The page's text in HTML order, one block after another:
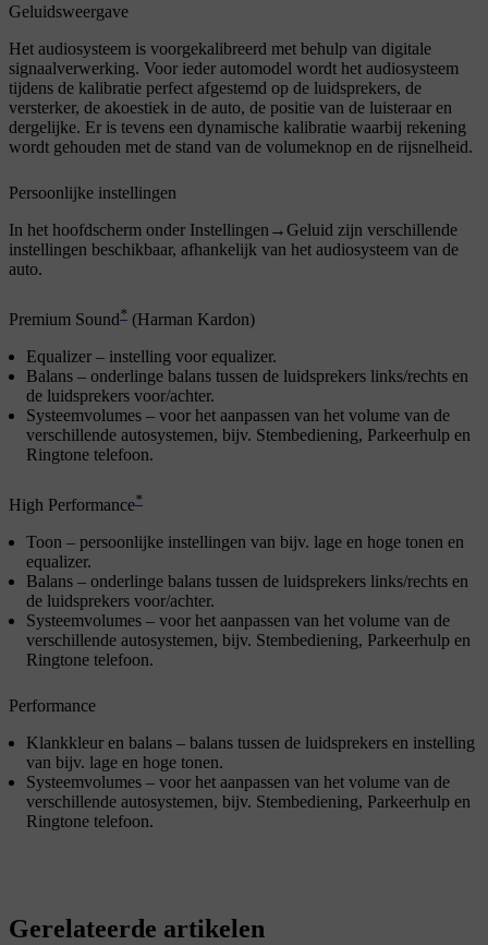
Geluidsweergave
Het audiosysteem is voorgekalibreerd met behulp van digitale
signaalverwerking. Voor ieder automodel wordt het audiosysteem
tijdens de kalibratie perfect afgestemd op de luidsprekers, de
versterker, de akoestiek in de auto, de positie van de luisteraar en
dergelijke. Er is tevens een dynamische kalibratie waarbij rekening
wordt gehouden met de stand van de volumeknop en de rijsnelheid.
Persoonlijke instellingen
In het hoofdscherm onder Instellingen →Geluid zijn verschillende
instellingen beschikbaar, afhankelijk van het audiosysteem van de
auto.
Premium Sound* (Harman Kardon)
Equalizer – instelling voor equalizer.
Balans – onderlinge balans tussen de luidsprekers links/rechts en
de luidsprekers voor/achter.
Systeemvolumes – voor het aanpassen van het volume van de
verschillende autosystemen, bijv. Stembediening, Parkeerhulp en
Ringtone telefoon.
High Performance*
Toon – persoonlijke instellingen van bijv. lage en hoge tonen en
equalizer.
Balans – onderlinge balans tussen de luidsprekers links/rechts en
de luidsprekers voor/achter.
Systeemvolumes – voor het aanpassen van het volume van de
verschillende autosystemen, bijv. Stembediening, Parkeerhulp en
Ringtone telefoon.
Performance
Klankkleur en balans – balans tussen de luidsprekers en instelling
van bijv. lage en hoge tonen.
Systeemvolumes – voor het aanpassen van het volume van de
verschillende autosystemen, bijv. Stembediening, Parkeerhulp en
Ringtone telefoon.
Gerelateerde artikelen